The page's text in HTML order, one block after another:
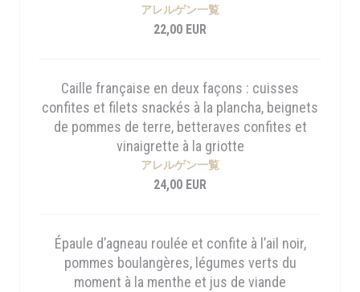
アレルゲン一覧
22,00 EUR
Caille française en deux façons : cuisses
confites et filets snackés à la plancha, beignets
de pommes de terre, betteraves confites et
vinaigrette à la griotte
アレルゲン一覧
24,00 EUR
Épaule d’agneau roulée et confite à l’ail noir,
pommes boulangères, légumes verts du
moment à la menthe et jus de viande